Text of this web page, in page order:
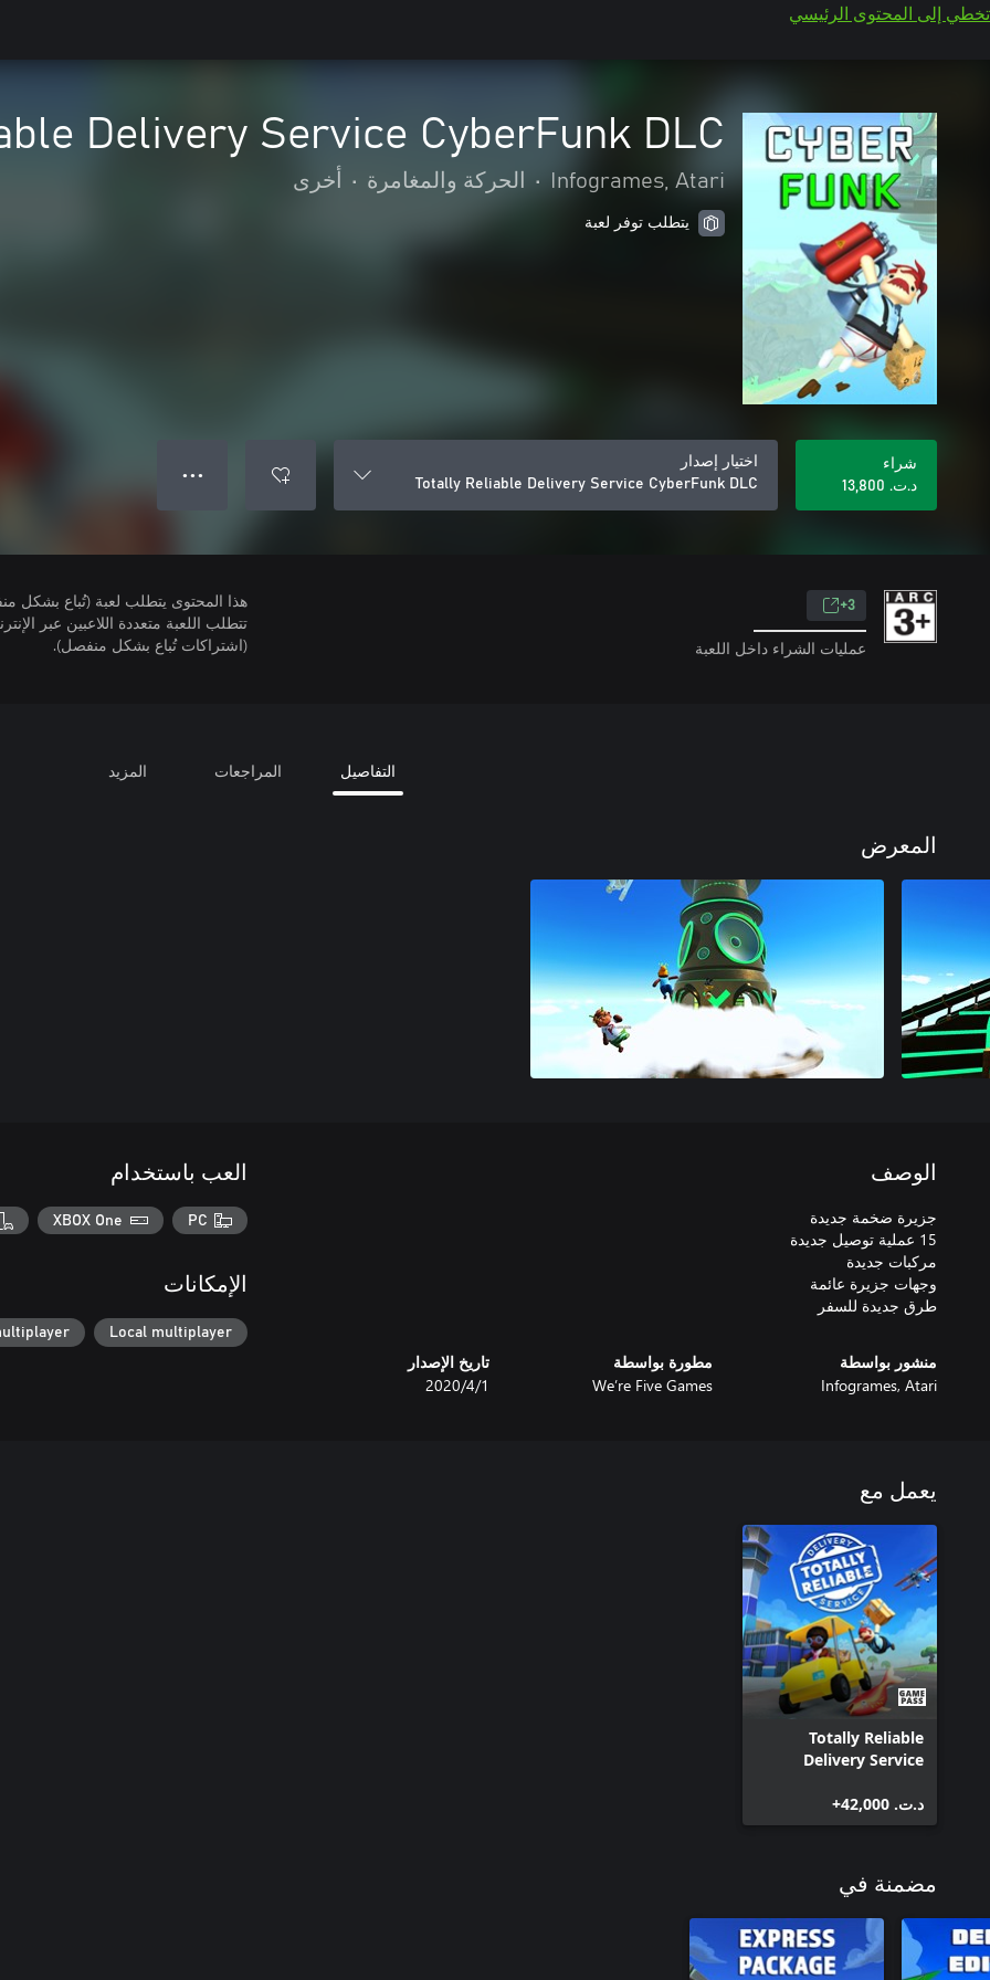
تخطي إلى المحتوى الرئيسي
Delivery Service CyberFunk DLC
Infogrames, Atari
• الحركة والمغامرة • أخرى
يتطلب توفر لعبة
شراء
د.ت.‏ 13,800
اختيار إصدار
Totally Reliable Delivery Service CyberFunk DLC
● ● ●
3+
عمليات الشراء داخل اللعبة
هذا المحتوى يتطلب لعبة (تُباع بشكل
(اشتراكات تُباع بشكل منفصل).
التفاصيل المراجعات المزيد
المعرض
الوصف
طرق جديدة للسفر
منشور بواسطة
Infogrames, Atari
مطورة بواسطة
We’re Five Games
تاريخ الإصدار
1‏/4‏/2020
العب باستخدام
PC
XBOX One
الإمكانات
Local multiplayer
يعمل مع
Totally Reliable
Delivery Service
د.ت.‏ 42,000+
مضمنة في